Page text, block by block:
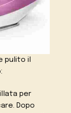
pulito il
per
Dopo